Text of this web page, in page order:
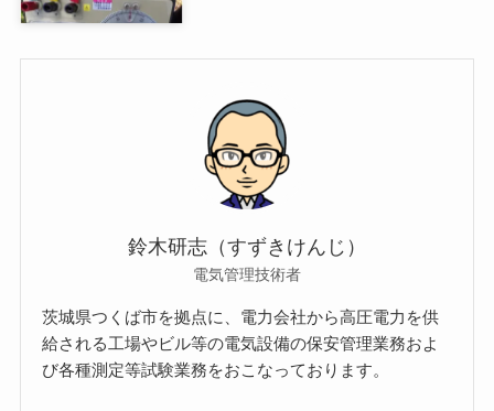
鈴木研志（すずきけんじ）
電気管理技術者
茨城県つくば市を拠点に、電力会社から高圧電力を供
給される工場やビル等の電気設備の保安管理業務およ
び各種測定等試験業務をおこなっております。